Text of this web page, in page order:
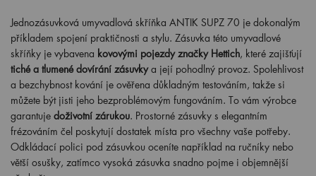
Jednozásuvková umyvadlová skříňka ANTIK SUPZ 70 je dokonalým
příkladem spojení praktičnosti a stylu. Zásuvka této umyvadlové
skříňky je vybavena kovovými pojezdy značky Hettich, které zajišťují
tiché a tlumené dovírání zásuvkya její pohodlný provoz. Spolehlivost
a bezchybnost kování je ověřena důkladným testováním, takže si
můžete být jisti jeho bezproblémovým fungováním. To vám výrobce
garantuje doživotní zárukou. Prostorné zásuvky s elegantním
frézováním čel poskytují dostatek místa pro všechny vaše potřeby.
Odkládací polici pod zásuvkou oceníte například na ručníky nebo
větší osušky, zatímco vysoká zásuvka snadno pojme i objemnější